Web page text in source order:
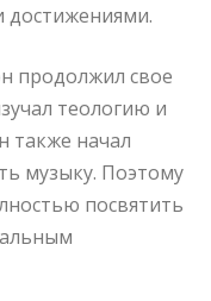
достижениями.
продолжил свое
теологию и
также начал
музыку. Поэтому
посвятить